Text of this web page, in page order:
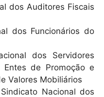
dos Auditores Fiscais
dos Funcionários do
dos Servidores
Entes de Promoção e
Valores Mobiliários
Sindicato Nacional dos